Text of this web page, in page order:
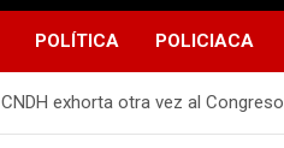
POLÍTICA POLICIACA
CNDH exhorta otra vez al